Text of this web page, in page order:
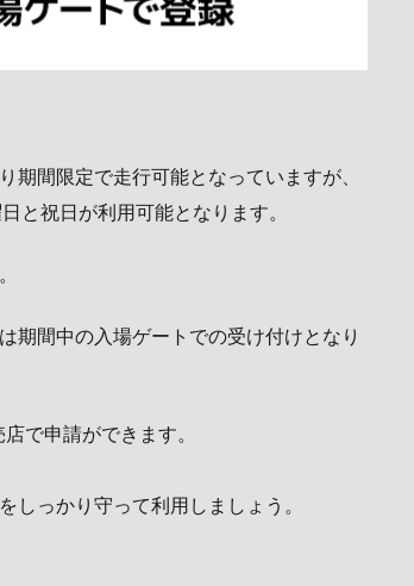
間限定で走行可能となっていますが、
と祝日が利用可能となります。
期間中の入場ゲートでの受け付けとなり
で申請ができます。
しっかり守って利用しましょう。